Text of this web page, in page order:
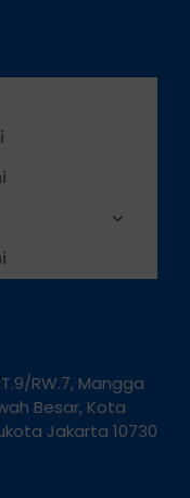
RW.7, Mangga
Besar, Kota
Jakarta 10730